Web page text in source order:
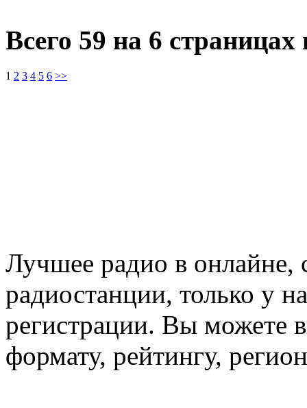
Всего 59 на 6
1 2 3 4 5 6 >>
Лучшее радио в онлайне,
радиостанции, только у
регистрации. Вы можете
формату, рейтингу,